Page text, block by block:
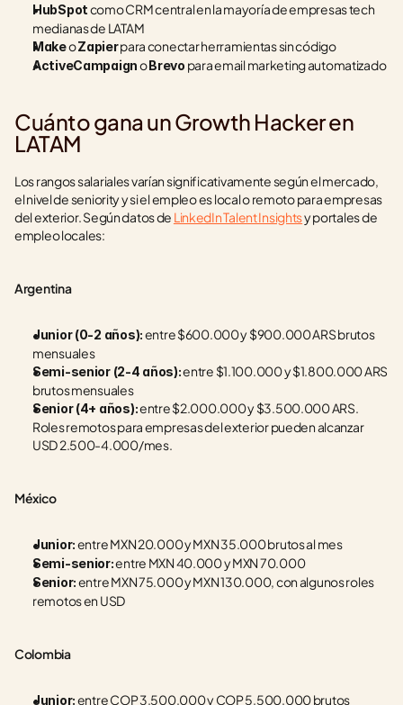
HubSpot como CRM central en la mayoría de empresas tech
medianas de LATAM
Make o Zapier para conectar herramientas sin código
ActiveCampaign o Brevo para email marketing automatizado
Cuánto gana un Growth Hacker en
LATAM
Los rangos salariales varían significativamente según el mercado,
el nivel de seniority y si el empleo es local o remoto para empresas
del exterior. Según datos de LinkedIn Talent Insights y portales de
empleo locales:
Argentina
Junior (0-2 años): entre $600.000 y $900.000 ARS brutos
mensuales
Semi-senior (2-4 años): entre $1.100.000 y $1.800.000 ARS
brutos mensuales
Senior (4+ años): entre $2.000.000 y $3.500.000 ARS.
Roles remotos para empresas del exterior pueden alcanzar
USD 2.500-4.000/mes.
México
Junior: entre MXN 20.000 y MXN 35.000 brutos al mes
Semi-senior: entre MXN 40.000 y MXN 70.000
Senior: entre MXN 75.000 y MXN 130.000, con algunos roles
remotos en USD
Colombia
Junior: entre COP 3.500.000 y COP 5.500.000 brutos